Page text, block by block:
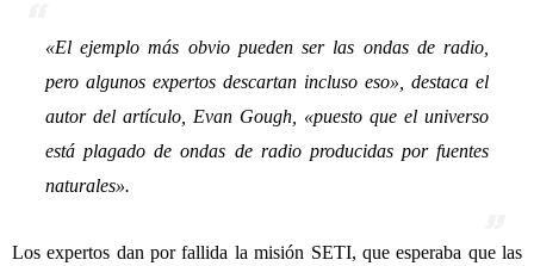
«El ejemplo más obvio pueden ser las ondas de radio,
pero algunos expertos descartan incluso eso», destaca el
autor del artículo, Evan Gough, «puesto que el universo
está plagado de ondas de radio producidas por fuentes
naturales».
Los expertos dan por fallida la misión SETI, que esperaba que las